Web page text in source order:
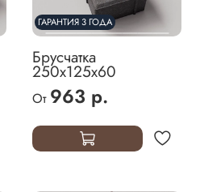
ГАРАНТИЯ 3 ГОДА
Брусчатка
250х125х60
От 963 р.